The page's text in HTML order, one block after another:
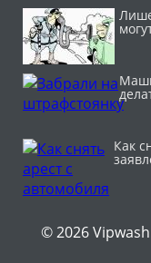
Как
© 2026